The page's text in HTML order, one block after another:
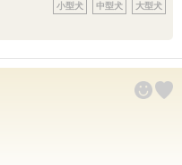
小型犬 中型犬 大型犬